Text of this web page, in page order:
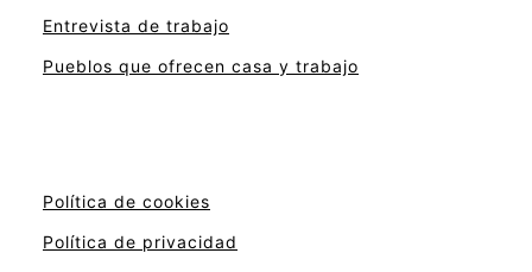
Entrevista de trabajo
Pueblos que ofrecen casa y trabajo
Política de cookies
Política de privacidad